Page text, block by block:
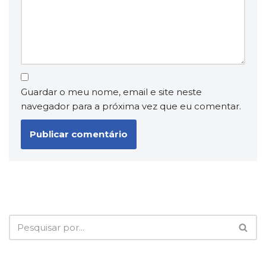
Guardar o meu nome, email e site neste
navegador para a próxima vez que eu comentar.